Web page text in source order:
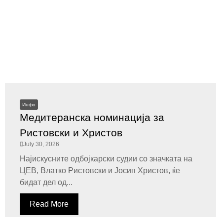
Инфо
Медитеранска номинација за
Ристовски и Христов
July 30, 2026
Најискусните одбојкарски судии со значката на
ЦЕВ, Влатко Ристовски и Јосип Христов, ќе
бидат дел од...
Read More